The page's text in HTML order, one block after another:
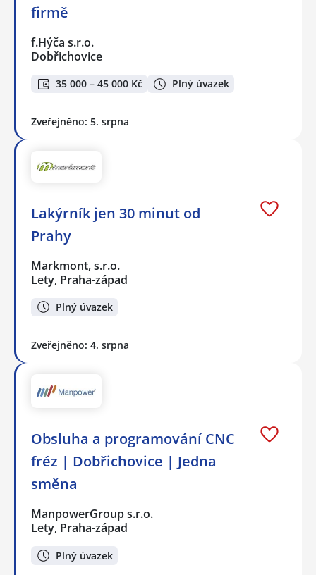
firmě
f.Hýča s.r.o.
Dobřichovice
35 000 – 45 000 Kč Plný úvazek
Zveřejněno: 5. srpna
Lakýrník jen 30 minut od
Prahy
Markmont, s.r.o.
Lety, Praha-západ
Plný úvazek
Zveřejněno: 4. srpna
Obsluha a programování CNC
fréz | Dobřichovice | Jedna
směna
ManpowerGroup s.r.o.
Lety, Praha-západ
Plný úvazek